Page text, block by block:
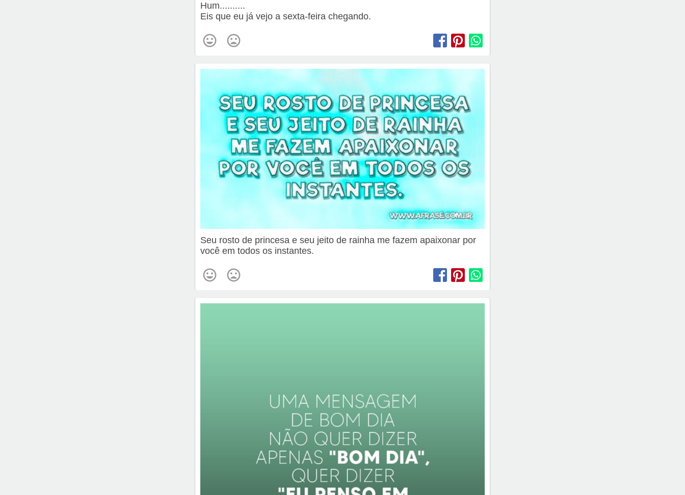
Hum..........
Eis que eu já vejo a sexta-feira chegando.
Seu rosto de princesa e seu jeito de rainha me fazem apaixonar por
você em todos os instantes.